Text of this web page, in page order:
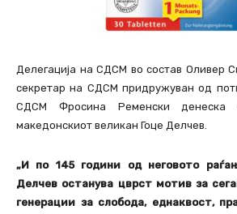
Делегација на СДСМ во состав Оливер
секретар на СДСМ придружуван од
СДСМ Фросина Ременски денеска
македонскиот великан Гоце Делчев.
„И по 145 години од неговото
Делчев останува цврст мотив за
генерации за слобода, еднаквост,